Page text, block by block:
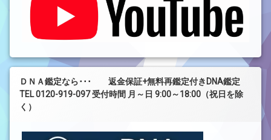
ＤＮＡ鑑定なら･･･ 返金保証+無料再鑑定付きDNA鑑定
TEL 0120-919-097 受付時間 月～日 9:00～18:00（祝日を除
く）